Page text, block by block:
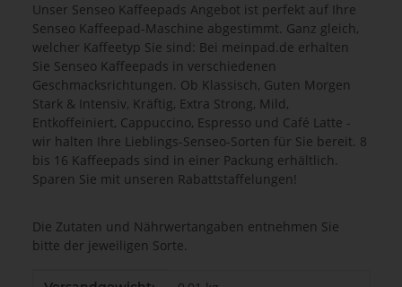
Unser Senseo Kaffeepads Angebot ist perfekt auf Ihre
Senseo Kaffeepad-Maschine abgestimmt. Ganz gleich,
welcher Kaffeetyp Sie sind: Bei meinpad.de erhalten
Sie Senseo Kaffeepads in verschiedenen
Geschmacksrichtungen. Ob Klassisch, Guten Morgen
Stark & Intensiv, Kräftig, Extra Strong, Mild,
Entkoffeiniert, Cappuccino, Espresso und Café Latte -
wir halten Ihre Lieblings-Senseo-Sorten für Sie bereit. 8
bis 16 Kaffeepads sind in einer Packung erhältlich.
Sparen Sie mit unseren Rabattstaffelungen!
Die Zutaten und Nährwertangaben entnehmen Sie
bitte der jeweiligen Sorte.